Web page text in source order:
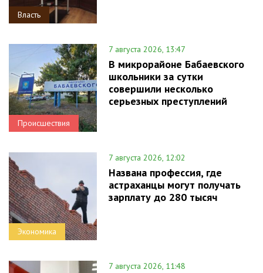
Власть
Происшествия
7 августа 2026, 13:47
В микрорайоне Бабаевского
школьники за сутки
совершили несколько
серьезных преступлений
Экономика
7 августа 2026, 12:02
Названа профессия, где
астраханцы могут получать
зарплату до 280 тысяч
7 августа 2026, 11:48